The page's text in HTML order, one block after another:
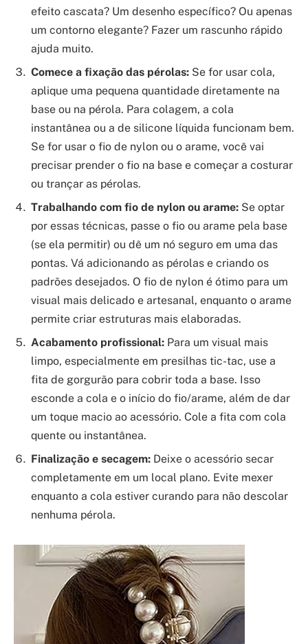
efeito cascata? Um desenho específico? Ou apenas
um contorno elegante? Fazer um rascunho rápido
ajuda muito.
Comece a fixação das pérolas: Se for usar cola,
aplique uma pequena quantidade diretamente na
base ou na pérola. Para colagem, a cola
instantânea ou a de silicone líquida funcionam bem.
Se for usar o fio de nylon ou o arame, você vai
precisar prender o fio na base e começar a costurar
ou trançar as pérolas.
Trabalhando com fio de nylon ou arame: Se optar
por essas técnicas, passe o fio ou arame pela base
(se ela permitir) ou dê um nó seguro em uma das
pontas. Vá adicionando as pérolas e criando os
padrões desejados. O fio de nylon é ótimo para um
visual mais delicado e artesanal, enquanto o arame
permite criar estruturas mais elaboradas.
Acabamento profissional: Para um visual mais
limpo, especialmente em presilhas tic-tac, use a
fita de gorgurão para cobrir toda a base. Isso
esconde a cola e o início do fio/arame, além de dar
um toque macio ao acessório. Cole a fita com cola
quente ou instantânea.
Finalização e secagem: Deixe o acessório secar
completamente em um local plano. Evite mexer
enquanto a cola estiver curando para não descolar
nenhuma pérola.